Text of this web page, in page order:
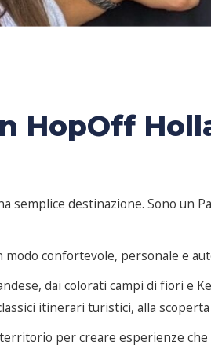
HopOff
semplice destinazione. Sono un
modo confortevole, personale e
dai colorati campi di fiori e
itinerari turistici, alla scoperta
per creare esperienze